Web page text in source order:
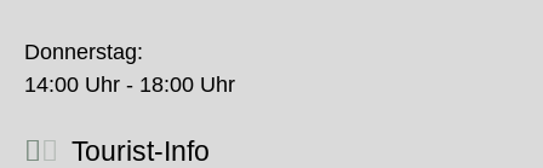
Donnerstag:
14:00 Uhr - 18:00 Uhr
Tourist-Info